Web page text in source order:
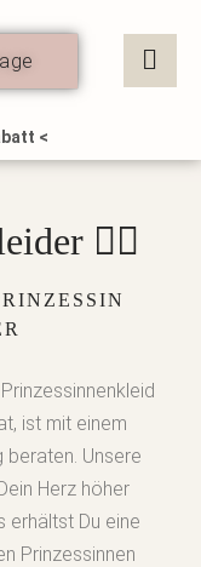
<
👰‍♀️
ist mit einem
beraten. Unsere
Herz höher
erhältst Du eine
Prinzessinnen